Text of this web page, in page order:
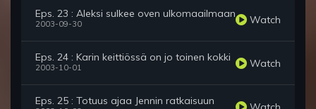
Eps. 23 : Aleksi sulkee oven ulkomaailmaan
2003-09-30 Watch
Eps. 24 : Karin keittiössä on jo toinen kokki
2003-10-01 Watch
Eps. 25 : Totuus ajaa Jennin ratkaisuun